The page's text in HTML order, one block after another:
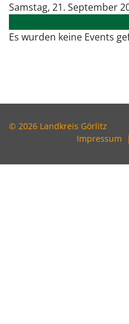
Samstag, 21. September
Es wurden keine Events
© 2026 Landkreis Görlitz
Impressum